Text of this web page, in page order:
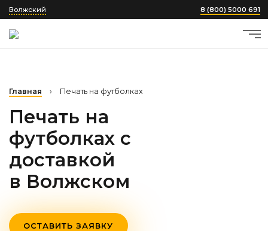
Волжский 8 (800) 5000 691
Главная › Печать на футболках
Печать на
футболках с
доставкой
в Волжском
ОСТАВИТЬ ЗАЯВКУ